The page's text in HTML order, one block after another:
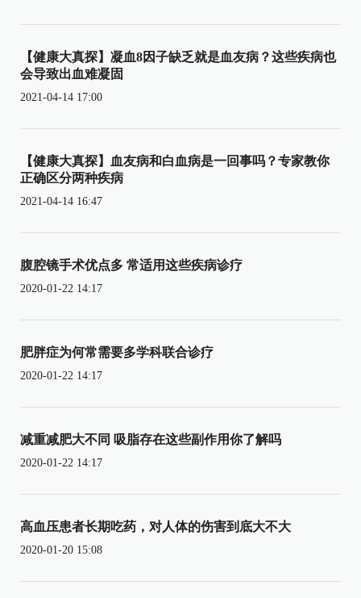
【健康大真探】凝血8因子缺乏就是血友病？这些疾病也
会导致出血难凝固
2021-04-14 17:00
【健康大真探】血友病和白血病是一回事吗？专家教你
正确区分两种疾病
2021-04-14 16:47
腹腔镜手术优点多 常适用这些疾病诊疗
2020-01-22 14:17
肥胖症为何常需要多学科联合诊疗
2020-01-22 14:17
减重减肥大不同 吸脂存在这些副作用你了解吗
2020-01-22 14:17
高血压患者长期吃药，对人体的伤害到底大不大
2020-01-20 15:08